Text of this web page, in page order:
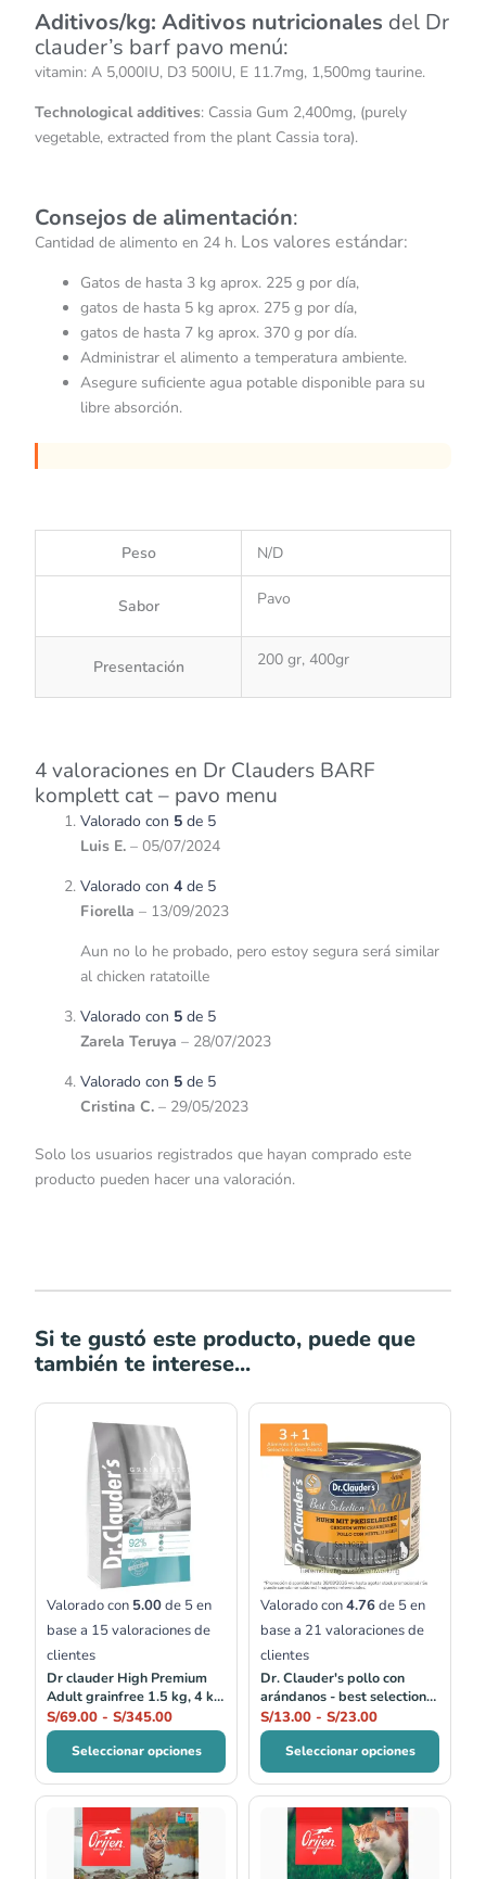
Aditivos/kg: Aditivos nutricionales del Dr
clauder’s barf pavo menú:
vitamin: A 5,000IU, D3 500IU, E 11.7mg, 1,500mg taurine.
Technological additives: Cassia Gum 2,400mg, (purely
vegetable, extracted from the plant Cassia tora).
Consejos de alimentación:
Cantidad de alimento en 24 h. Los valores estándar:
Gatos de hasta 3 kg aprox. 225 g por día,
gatos de hasta 5 kg aprox. 275 g por día,
gatos de hasta 7 kg aprox. 370 g por día.
Administrar el alimento a temperatura ambiente.
Asegure suficiente agua potable disponible para su
libre absorción.
Peso N/D
Sabor Pavo
Presentación 200 gr, 400gr
4 valoraciones en Dr Clauders BARF
komplett cat – pavo menu
Valorado con 5 de 5
Luis E. – 05/07/2024
Valorado con 4 de 5
Fiorella – 13/09/2023
Aun no lo he probado, pero estoy segura será similar
al chicken ratatoille
Valorado con 5 de 5
Zarela Teruya – 28/07/2023
Valorado con 5 de 5
Cristina C. – 29/05/2023
Solo los usuarios registrados que hayan comprado este
producto pueden hacer una valoración.
Si te gustó este producto, puede que
también te interese...
Valorado con 5.00de 5 en
base a 15valoraciones de
clientes
Dr clauder High Premium
Adult grainfree 1.5 kg, 4 kg
y 10 kg
S/69.00 - S/345.00
de
precios:
desde
S/69.00
hasta
S/345.00
Seleccionar opciones
Valorado con4.76de 5 en
base a 21 valoraciones de
clientes
Dr. Clauder's pollo con
arándanos - best selection
no.01
S/13.00 - S/23.00
de
precios:
desde
S/13.00
hasta
S/23.00
Seleccionar opciones
Rango
de
precios:
Rango
de
precios: